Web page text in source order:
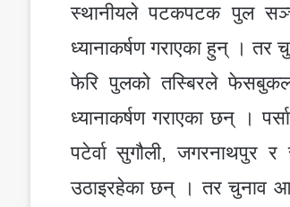
स्थानीयले पटकपटक पुल
ध्यानाकर्षण गराएका हुन् । तर
फेरि पुलको तस्बिरले
ध्यानाकर्षण गराएका छन् ।
पटेर्वा सुगौली, जगरनाथपुर
उठाइरहेका छन् । तर चुनाव